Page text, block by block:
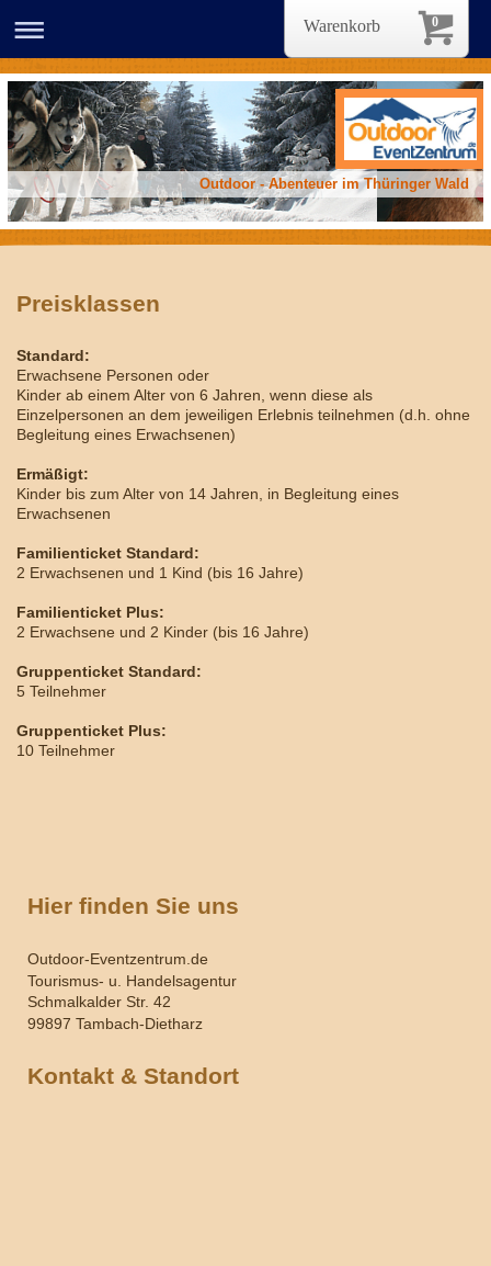
Outdoor - Abenteuer im Thüringer Wald
Preisklassen
Standard:
Erwachsene Personen oder
Kinder ab einem Alter von 6 Jahren, wenn diese als
Einzelpersonen an dem jeweiligen Erlebnis teilnehmen (d.h. ohne
Begleitung eines Erwachsenen)
Ermäßigt:
Kinder bis zum Alter von 14 Jahren, in Begleitung eines
Erwachsenen
Familienticket Standard:
2 Erwachsenen und 1 Kind (bis 16 Jahre)
Familienticket Plus:
2 Erwachsene und 2 Kinder (bis 16 Jahre)
Gruppenticket Standard:
5 Teilnehmer
Gruppenticket Plus:
10 Teilnehmer
Hier finden Sie uns
Outdoor-Eventzentrum.de
Tourismus- u. Handelsagentur
Schmalkalder Str. 42
99897 Tambach-Dietharz
Kontakt & Standort
0
Warenkorb